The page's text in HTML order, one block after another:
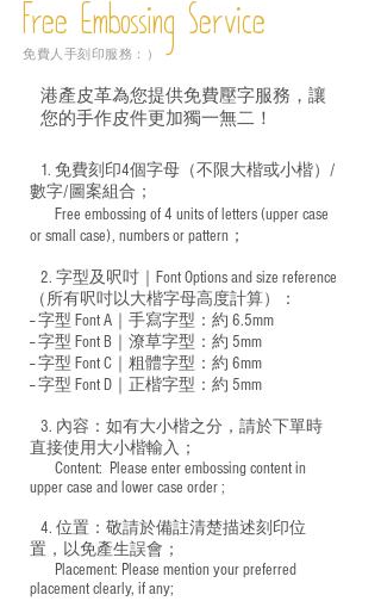
Free Embossing Service
免費人手刻印服務：）
港產皮革為您提供免費壓字服務，讓
您的手作皮件更加獨一無二！
1. 免費刻印4個字母（不限大楷或小楷）/
數字/圖案組合；
Free embossing of 4 units of letters (upper case
or small case), numbers or pattern；
2. 字型及呎吋｜ Font Options and size reference
（所有呎吋以大楷字母高度計算）：
-- 字型 Font A｜手寫字型：約 6.5mm
-- 字型 Font B｜潦草字型： 約 5mm
-- 字型 Font C｜粗體字型：約 6mm
-- 字型 Font D｜正楷字型： 約 5mm
3. 內容：如有大小楷之分，請於下單時
直接使用大小楷輸入；
​ Content: Please enter embossing content in
upper case and lower case order ;
4. 位置：敬請於備註清楚描述刻印位
置，以免產生誤會；
​ Placement: Please mention your preferred
placement clearly, if any;